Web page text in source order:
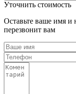
Уточнить стоимость
Оставьте ваше имя
перезвонит вам